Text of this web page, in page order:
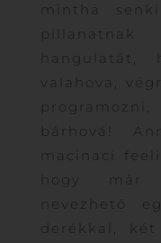
mintha
hangulatát,
valahova,
bárhová!
macinaci
hogy már
nevezhető
derékkal,